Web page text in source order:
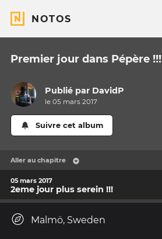
NOTOS
Premier jour dans Pépère !!!
Publié par DavidP
le 05 mars 2017
Suivre cet album
Aller au chapitre
05 mars 2017
2eme jour plus serein !!!
Malmö, Sweden